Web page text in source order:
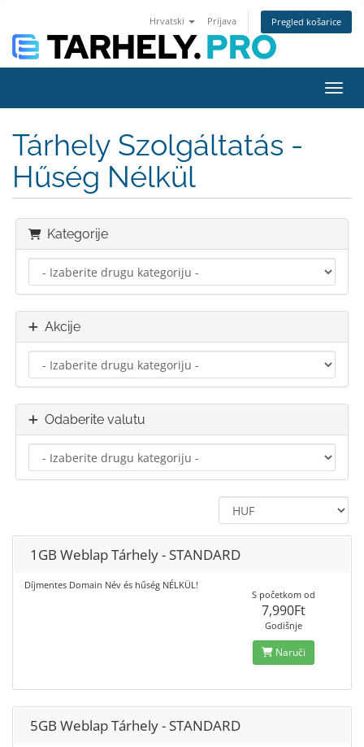
Hrvatski Prijava Pregled košarice
Tárhely Szolgáltatás -
Hűség Nélkül
Kategorije
Akcije
Odaberite valutu
1GB Weblap Tárhely - STANDARD
Díjmentes Domain Név és hűség NÉLKÜL!
S početkom od
7,990Ft
Godišnje
Naruči
5GB Weblap Tárhely - STANDARD